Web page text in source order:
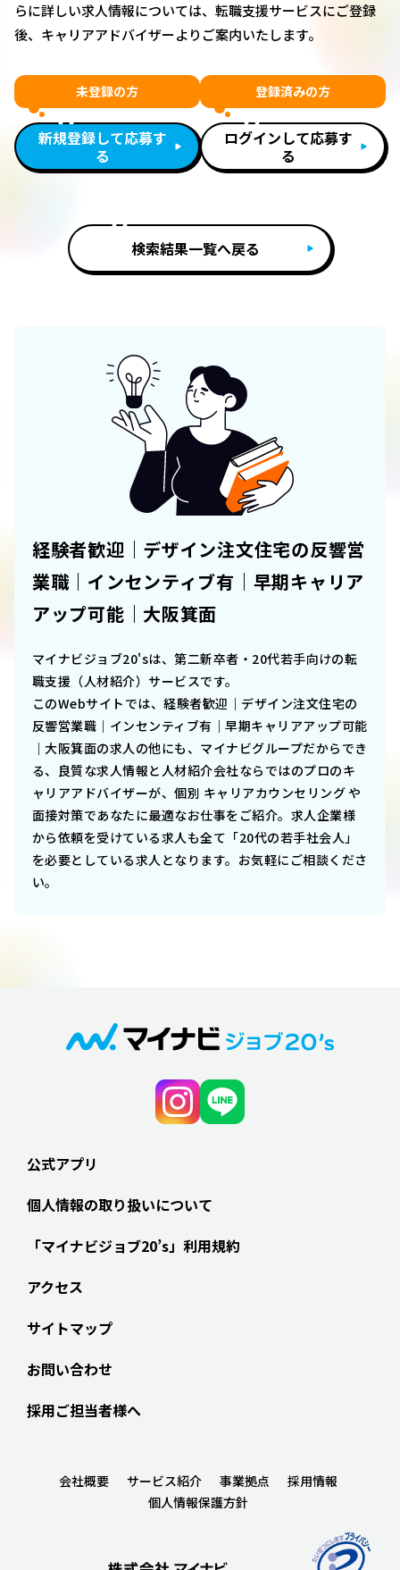
らに詳しい求人情報については、転職支援サービスにご登録
後、キャリアアドバイザーよりご案内いたします。
未登録の方
新規登録して応募す
る
登録済みの方
ログインして応募す
る
検索結果一覧へ戻る
経験者歓迎｜デザイン注文住宅の反響営
業職｜インセンティブ有｜早期キャリア
アップ可能｜大阪箕面
マイナビジョブ20'sは、第二新卒者・20代若手向けの転
職支援（人材紹介）サービスです。
このWebサイトでは、経験者歓迎｜デザイン注文住宅の
反響営業職｜インセンティブ有｜早期キャリアアップ可能
｜大阪箕面の求人の他にも、マイナビグループだからでき
る、良質な求人情報と人材紹介会社ならではのプロのキ
ャリアアドバイザーが、個別 キャリアカウンセリング や
面接対策であなたに最適なお仕事をご紹介。求人企業様
から依頼を受けている求人も全て「20代の若手社会人」
を必要としている求人となります。お気軽にご相談くださ
い。
公式アプリ
個人情報の取り扱いについて
「マイナビジョブ20’s」利用規約
アクセス
サイトマップ
お問い合わせ
採用ご担当者様へ
会社概要 サービス紹介 事業拠点
採用情報
個人情報保護方針